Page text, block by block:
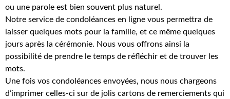
ou une parole est bien souvent plus naturel.
Notre service de condoléances en ligne vous permettra de
laisser quelques mots pour la famille, et ce même quelques
jours après la cérémonie. Nous vous offrons ainsi la
possibilité de prendre le temps de réfléchir et de trouver les
mots.
Une fois vos condoléances envoyées, nous nous chargeons
d’imprimer celles-ci sur de jolis cartons de remerciements qui